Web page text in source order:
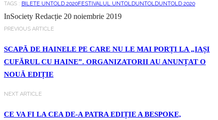
TAGS : BILETE UNTOLD 2020FESTIVALUL UNTOLDUNTOLDUNTOLD 2020
InSociety Redacție 20 noiembrie 2019
PREVIOUS ARTICLE
SCAPĂ DE HAINELE PE CARE NU LE MAI PORȚI LA „IAȘI
CUFĂRUL CU HAINE”. ORGANIZATORII AU ANUNȚAT O
NOUĂ EDIȚIE
NEXT ARTICLE
CE VA FI LA CEA DE-A PATRA EDIȚIE A BESPOKE,